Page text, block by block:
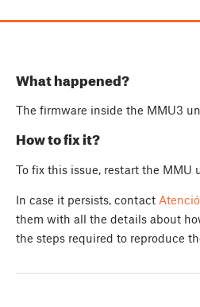
What happened?
The firmware inside the MMU3
How to fix it?
To fix this issue, restart the MMU
In case it persists, contact
them with all the details about
the steps required to reproduce